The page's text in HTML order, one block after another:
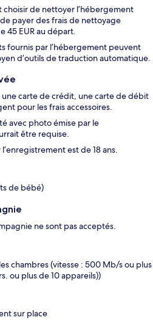
choisir de nettoyer l’hébergement
payer des frais de nettoyage
45 EUR au départ.
fournis par l’hébergement peuvent
d’outils de traduction automatique.
une carte de crédit, une carte de débit
pour les frais accessoires.
avec photo émise par le
être requise.
l’enregistrement est de 18 ans.
de bébé)
ne sont pas acceptés.
chambres (vitesse : 500 Mb/s ou plus
ou plus de 10 appareils))
sur place